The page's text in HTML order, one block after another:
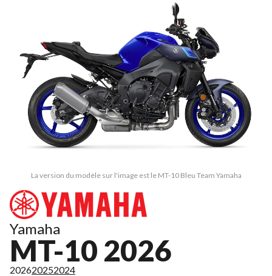
La version du modèle sur l'image est le MT-10 Bleu Team Yamaha
Yamaha
MT-10 2026
202620252024